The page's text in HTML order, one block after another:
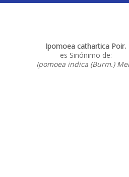
Ipomoea cathartica Poir.
es Sinónimo de:
Ipomoea indica (Burm.)